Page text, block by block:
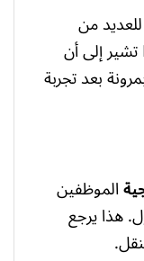
للعديد من
التحديات المعاصرة. تقارير FlexJobs تشير إلى أن
بعد تجربة
الموظفين
هذا يرجع